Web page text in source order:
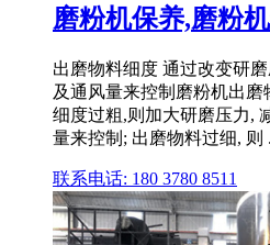
磨粉机保养,磨粉
出磨物料细度 通过改变研
及通风量来控制磨粉机出
细度过粗,则加大研磨压力,
量来控制; 出磨物料过细, 则 .
联系电话: 180 3780 8511